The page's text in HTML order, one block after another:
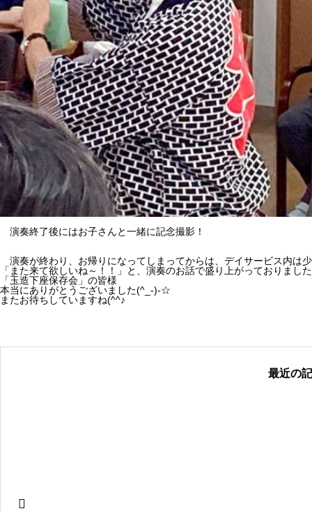
演奏終了後にはお子さんと一緒に記念撮影！
演奏が終わり、お帰りになってしまってからは、デイサービス内は
「また来て欲しいね～！！」と、演奏のお話で盛り上がっておりまし
「玉造下座保存会」の皆様
本当にありがとうございました(^_-)-☆
またお待ちしていますね(^^♪
最近の